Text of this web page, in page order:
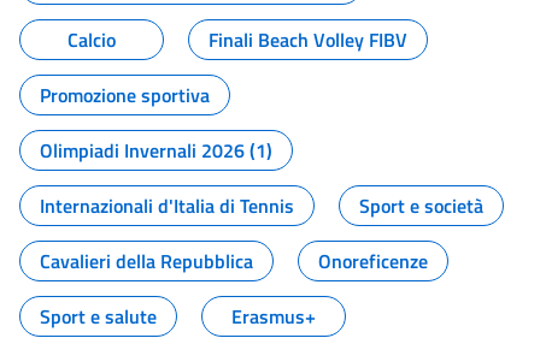
Calcio
Finali Beach Volley FIBV
Promozione sportiva
Olimpiadi Invernali 2026 (1)
Internazionali d'Italia di Tennis
Sport e società
Cavalieri della Repubblica
Onoreficenze
Sport e salute
Erasmus+